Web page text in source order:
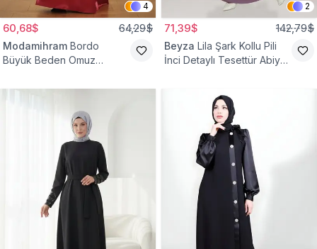
4
60,68$ 64,29$
Modamihram Bordo
Büyük Beden Omuz
2
71,39$ 142,79$
Beyza Lila Şark Kollu Pili
İnci Detaylı Tesettür Abiye